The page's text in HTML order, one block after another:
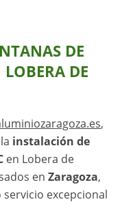
DE
DE
,
instalación de
en Lobera de
enZaragoza,
excepcional